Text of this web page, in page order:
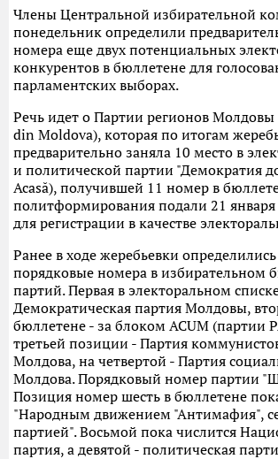
Члены Центральной избирательной
понедельник определили
номера еще двух потенциальных
конкурентов в бюллетене для
парламентских выборах.
Речь идет о Партии регионов
din Moldova), которая по итогам
предварительно заняла 10 место в
и политической партии "Демократия
Acasă), получившей 11 номер в
политформирования подали 21
для регистрации в качестве
Ранее в ходе жеребьевки
порядковые номера в избирательном
партий. Первая в электоральном
Демократическая партия Молдовы,
бюллетене - за блоком ACUM (партии
третьей позиции - Партия
Молдова, на четвертой - Партия
Молдова. Порядковый номер партии
Позиция номер шесть в бюллетене
"Народным движением "Антимафия",
партией". Восьмой пока числится
партия, а девятой - политическая